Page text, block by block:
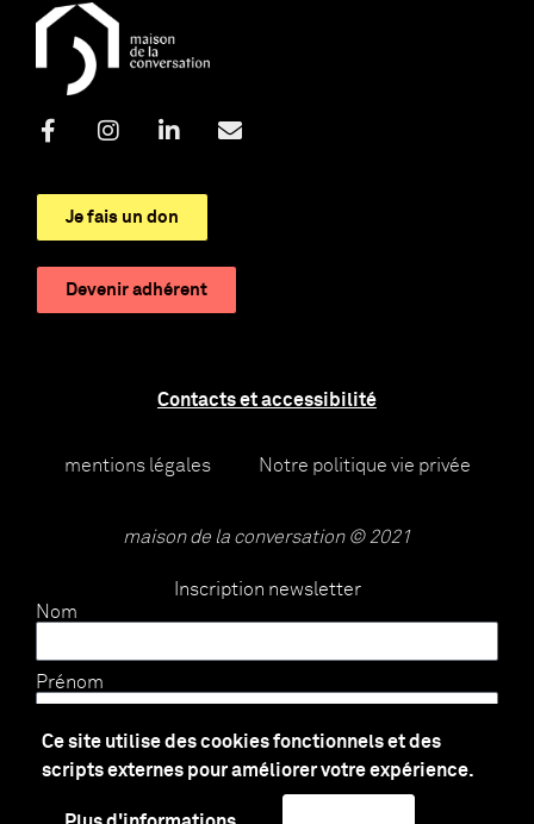
Ce site utilise des cookies fonctionnels et des
scripts externes pour améliorer votre expérience.
Je fais un don
Devenir adhérent
Contacts et accessibilité
mentions légales Notre politique vie privée
maison de la conversation © 2021
Inscription newsletter
Nom
Prénom
E-mail